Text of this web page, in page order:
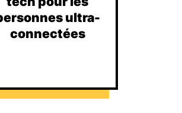
ultra-
connectées